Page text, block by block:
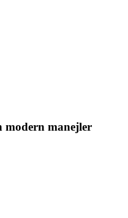
modern manejler